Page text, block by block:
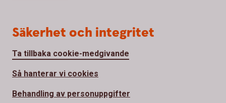
Säkerhet och integritet
Ta tillbaka cookie-medgivande
Så hanterar vi cookies
Behandling av personuppgifter